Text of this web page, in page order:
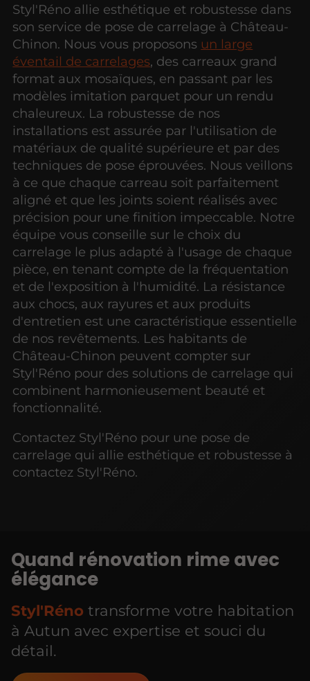
Styl'Réno allie esthétique et robustesse dans
son service de pose de carrelage à Château-
Chinon. Nous vous proposons un large
éventail de carrelages, des carreaux grand
format aux mosaïques, en passant par les
modèles imitation parquet pour un rendu
chaleureux. La robustesse de nos
installations est assurée par l'utilisation de
matériaux de qualité supérieure et par des
techniques de pose éprouvées. Nous veillons
à ce que chaque carreau soit parfaitement
aligné et que les joints soient réalisés avec
précision pour une finition impeccable. Notre
équipe vous conseille sur le choix du
carrelage le plus adapté à l'usage de chaque
pièce, en tenant compte de la fréquentation
et de l'exposition à l'humidité. La résistance
aux chocs, aux rayures et aux produits
d'entretien est une caractéristique essentielle
de nos revêtements. Les habitants de
Château-Chinon peuvent compter sur
Styl'Réno pour des solutions de carrelage qui
combinent harmonieusement beauté et
fonctionnalité.
Contactez Styl'Réno pour une pose de
carrelage qui allie esthétique et robustesse à
contactez Styl'Réno.
Quand rénovation rime avec
élégance
Styl'Réno transforme votre habitation
à Autun avec expertise et souci du
détail.